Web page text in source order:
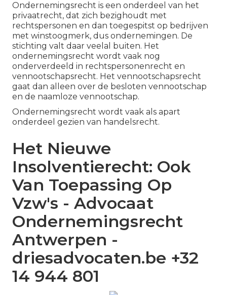
Ondernemingsrecht is een onderdeel van het
privaatrecht, dat zich bezighoudt met
rechtspersonen en dan toegespitst op bedrijven
met winstoogmerk, dus ondernemingen. De
stichting valt daar veelal buiten. Het
ondernemingsrecht wordt vaak nog
onderverdeeld in rechtspersonenrecht en
vennootschapsrecht. Het vennootschapsrecht
gaat dan alleen over de besloten vennootschap
en de naamloze vennootschap.
Ondernemingsrecht wordt vaak als apart
onderdeel gezien van handelsrecht.
Het Nieuwe
Insolventierecht: ​Ook
Van Toepassing Op
Vzw's - Advocaat
Ondernemingsrecht
Antwerpen -
driesadvocaten.be +32
14 944 801